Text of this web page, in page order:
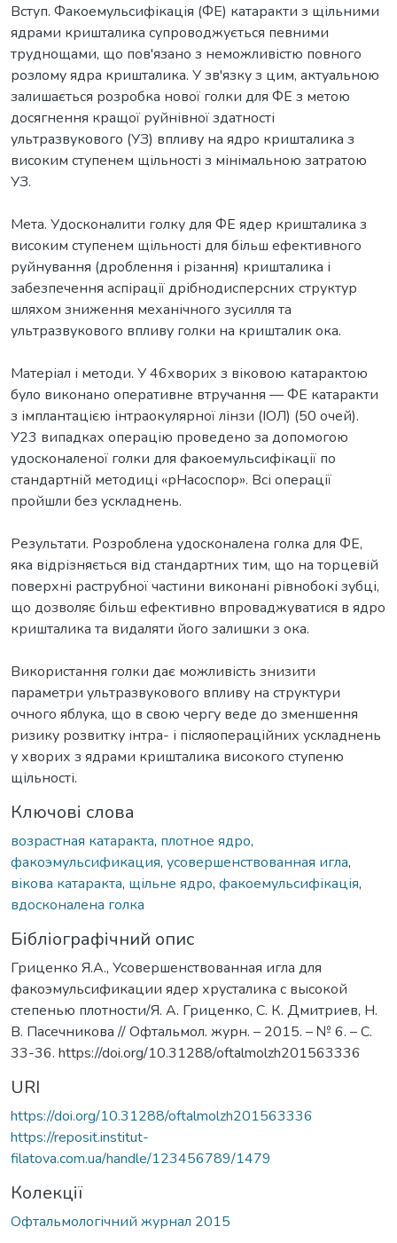
Вступ. Факоемульсифікація (ФЕ) катаракти з щільними
ядрами кришталика супроводжується певними
труднощами, що пов'язано з неможливістю повного
розлому ядра кришталика. У зв'язку з цим, актуальною
залишається розробка нової голки для ФЕ з метою
досягнення кращої руйнівної здатності
ультразвукового (УЗ) впливу на ядро кришталика з
високим ступенем щільності з мінімальною затратою
УЗ.
Мета. Удосконалити голку для ФЕ ядер кришталика з
високим ступенем щільності для більш ефективного
руйнування (дроблення і різання) кришталика і
забезпечення аспірації дрібнодисперсних структур
шляхом зниження механічного зусилля та
ультразвукового впливу голки на кришталик ока.
Матеріал і методи. У 46хворих з віковою катарактою
було виконано оперативне втручання — ФЕ катаракти
з імплантацією інтраокулярної лінзи (ІОЛ) (50 очей).
У23 випадках операцію проведено за допомогою
удосконаленої голки для факоемульсифікації по
стандартній методиці «рНасоспор». Всі операції
пройшли без ускладнень.
Результати. Розроблена удосконалена голка для ФЕ,
яка відрізняється від стандартних тим, що на торцевій
поверхні раструбної частини виконані рівнобокі зубці,
що дозволяє більш ефективно впроваджуватися в ядро
кришталика та видаляти його залишки з ока.
Використання голки дає можливість знизити
параметри ультразвукового впливу на структури
очного яблука, що в свою чергу веде до зменшення
ризику розвитку інтра- і післяопераційних ускладнень
у хворих з ядрами кришталика високого ступеню
щільності.
Ключові слова
возрастная катаракта, плотное ядро,
факоэмульсификация, усовершенствованная игла,
вікова катаракта, щільне ядро, факоемульсифікація,
вдосконалена голка
Бібліографічний опис
Гриценко Я.А., Усовершенствованная игла для
факоэмульсификации ядер хрусталика с высокой
степенью плотности/Я. А. Гриценко, С. К. Дмитриев, Н.
В. Пасечникова // Офтальмол. журн. – 2015. – № 6. – С.
33-36. https://doi.org/10.31288/oftalmolzh201563336
URI
https://doi.org/10.31288/oftalmolzh201563336
https://reposit.institut-
filatova.com.ua/handle/123456789/1479
Колекції
Офтальмологічний журнал 2015